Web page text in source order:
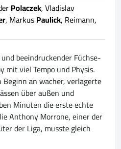
Polaczek, Vladislav
, MarkusPaulick, Reimann,
beeindruckender Füchse-
mit viel Tempo und Physis.
an wacher, verlagerte
über außen und
Minuten die erste echte
Anthony Morrone, einer der
der Liga, musste gleich